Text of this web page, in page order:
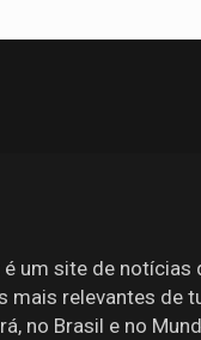
é um site de notícias
mais relevantes de
no Brasil e no